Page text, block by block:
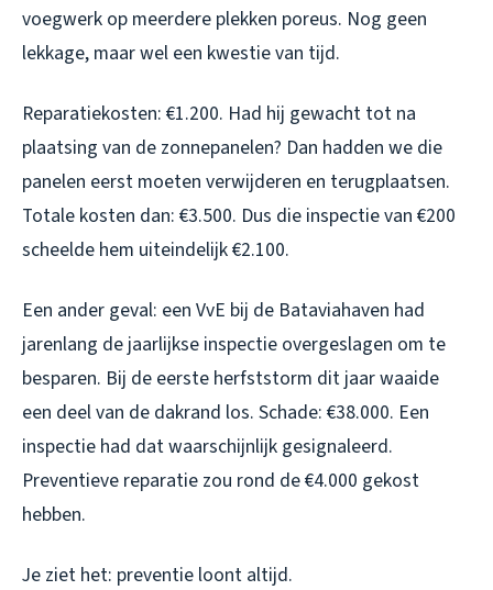
voegwerk op meerdere plekken poreus. Nog geen
lekkage, maar wel een kwestie van tijd.
Reparatiekosten: €1.200. Had hij gewacht tot na
plaatsing van de zonnepanelen? Dan hadden we die
panelen eerst moeten verwijderen en terugplaatsen.
Totale kosten dan: €3.500. Dus die inspectie van €200
scheelde hem uiteindelijk €2.100.
Een ander geval: een VvE bij de Bataviahaven had
jarenlang de jaarlijkse inspectie overgeslagen om te
besparen. Bij de eerste herfststorm dit jaar waaide
een deel van de dakrand los. Schade: €38.000. Een
inspectie had dat waarschijnlijk gesignaleerd.
Preventieve reparatie zou rond de €4.000 gekost
hebben.
Je ziet het: preventie loont altijd.